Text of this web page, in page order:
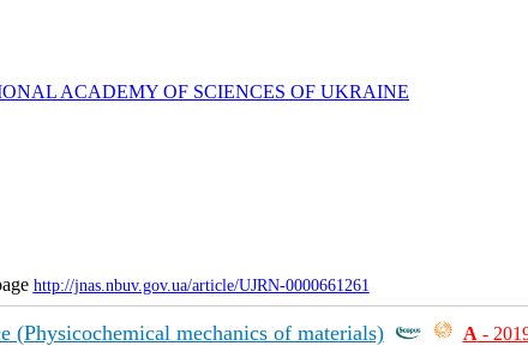
ACADEMY OF SCIENCES OF UKRAINE
http://jnas.nbuv.gov.ua/article/UJRN-0000661261
(Physicochemical mechanics of materials) А -